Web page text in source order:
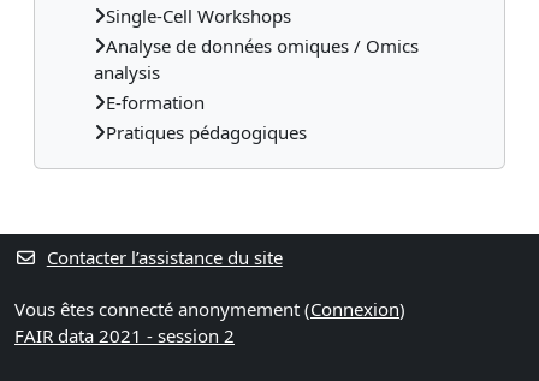
Single-Cell Workshops
Analyse de données omiques / Omics
analysis
E-formation
Pratiques pédagogiques
Contacter l’assistance du site
Vous êtes connecté anonymement (Connexion)
FAIR data 2021 - session 2